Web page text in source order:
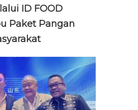
ID FOOD
Paket Pangan